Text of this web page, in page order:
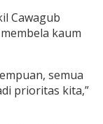
Cawagub
kaum
semua
prioritas kita,”